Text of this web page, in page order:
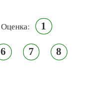
Оценка: 1
6 7 8